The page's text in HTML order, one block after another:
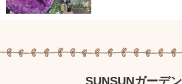
SUNSUNガーデン